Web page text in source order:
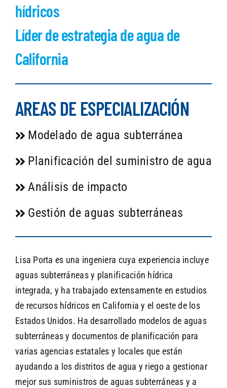
hídricos
Líder de estrategia de agua de
California
AREAS DE ESPECIALIZACIÓN
Modelado de agua subterránea
Planificación del suministro de agua
Análisis de impacto
Gestión de aguas subterráneas
Lisa Porta es una ingeniera cuya experiencia incluye
aguas subterráneas y planificación hídrica
integrada, y ha trabajado extensamente en estudios
de recursos hídricos en California y el oeste de los
Estados Unidos. Ha desarrollado modelos de aguas
subterráneas y documentos de planificación para
varias agencias estatales y locales que están
ayudando a los distritos de agua y riego a gestionar
mejor sus suministros de aguas subterráneas y a